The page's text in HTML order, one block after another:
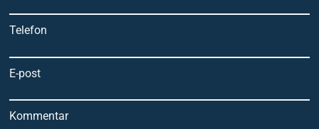
Telefon
E-post
Kommentar